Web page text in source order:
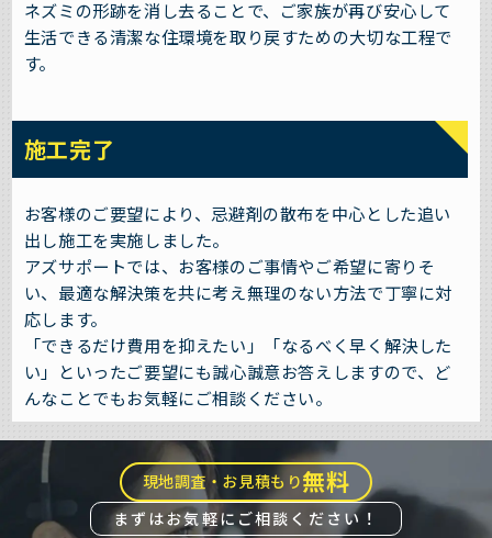
ネズミの形跡を消し去ることで、ご家族が再び安心して
生活できる清潔な住環境を取り戻すための大切な工程で
す。
施工完了
お客様のご要望により、忌避剤の散布を中心とした追い
出し施工を実施しました。
アズサポートでは、お客様のご事情やご希望に寄りそ
い、最適な解決策を共に考え無理のない方法で丁寧に対
応します。
「できるだけ費用を抑えたい」「なるべく早く解決した
い」といったご要望にも誠心誠意お答えしますので、ど
んなことでもお気軽にご相談ください。
現地調査・お見積もり無料
まずはお気軽にご相談ください！